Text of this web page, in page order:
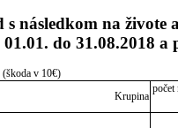
následkom na živote
do 31.08.2018
v 10€)
Krupina
počet